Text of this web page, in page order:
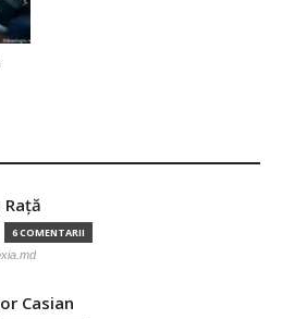
6 COMENTARII
Casian